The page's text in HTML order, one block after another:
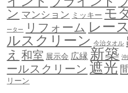
ン マンション ミッキー モ
ーター リフォーム レー
ルスクリーン 今治タオル
え 和室 展示会 広縁 新築 沖
ールスクリーン 遮光
リーン